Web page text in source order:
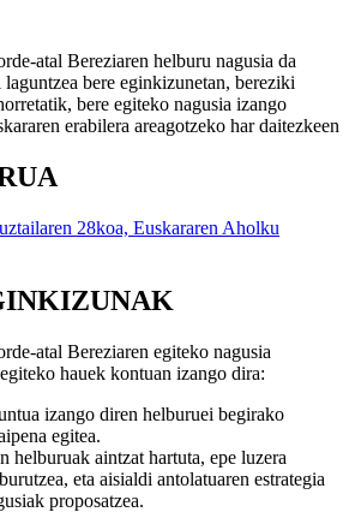
atal Bereziaren helburu nagusia da
bere eginkizunetan, bereziki
, bere egiteko nagusia izango
erabilera areagotzeko har daitezkeen
28koa, Euskararen Aholku
atal Bereziaren egiteko nagusia
hauek kontuan izango dira:
izango diren helburuei begirako
egitea.
helburuak aintzat hartuta, epe luzera
eta aisialdi antolatuaren estrategia
proposatzea.